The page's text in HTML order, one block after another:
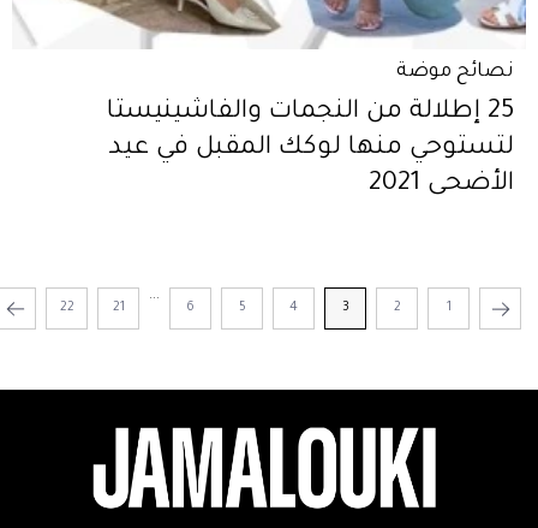
نصائح موضة
25 إطلالة من النجمات والفاشينيستا
لتستوحي منها لوكك المقبل في عيد
الأضحى 2021
1
2
3
4
5
6
...
21
22